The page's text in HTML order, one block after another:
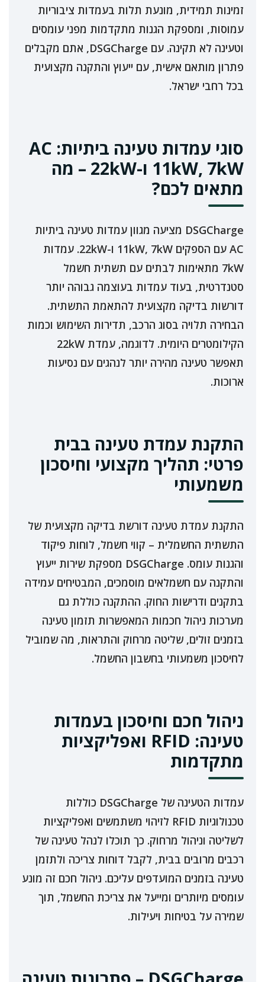
זמינות תמידית, מונעת תלות בעמדות ציבוריות
עמוסות, ומספקת הגנות מתקדמות מפני עומסים
וטעינה לא תקינה. עם DSGCharge, אתם מקבלים
פתרון מותאם אישית, עם ייעוץ והתקנה מקצועית
בכל רחבי ישראל.
סוגי עמדות טעינה ביתיות: AC
11kW, 7kW ו-22kW – מה
מתאים לכם?
DSGCharge מציעה מגוון עמדות טעינה ביתיות
AC עם הספקים 11kW, 7kW ו-22kW. עמדות
7kW מתאימות לבתים עם תשתית חשמל
סטנדרטית, בעוד עמדות בעוצמה גבוהה יותר
דורשות בדיקה מקצועית להתאמת התשתית.
הבחירה תלויה בסוג הרכב, תדירות השימוש וכמות
הקילומטרים היומית. לדוגמה, עמדת 22kW
תאפשר טעינה מהירה יותר לנהגים עם נסיעות
ארוכות.
התקנת עמדת טעינה בבית
פרטי: תהליך מקצועי וחיסכון
משמעותי
התקנת עמדת טעינה דורשת בדיקה מקצועית של
התשתית החשמלית – קווי חשמל, לוחות פיקוד
והגנות עומס. DSGCharge מספקת שירות ייעוץ
והתקנה עם חשמלאים מוסמכים, המבטיחים עמידה
בתקנים ודרישות החוק. ההתקנה כוללת גם
מערכות ניהול חכמות המאפשרות תזמון טעינה
בזמנים זולים, שליטה מרחוק והתראות, מה שמוביל
לחיסכון משמעותי בחשבון החשמל.
ניהול חכם וחיסכון בעמדות
טעינה: RFID ואפליקציות
מתקדמות
עמדות הטעינה של DSGCharge כוללות
טכנולוגיות RFID לזיהוי משתמשים ואפליקציות
לשליטה וניהול מרחוק. כך תוכלו לנהל טעינה של
רכבים מרובים בבית, לקבל דוחות צריכה ולתזמן
טעינה בזמנים המועדפים עליכם. ניהול חכם זה מונע
עומסים מיותרים ומייעל את צריכת החשמל, תוך
שמירה על בטיחות ויעילות.